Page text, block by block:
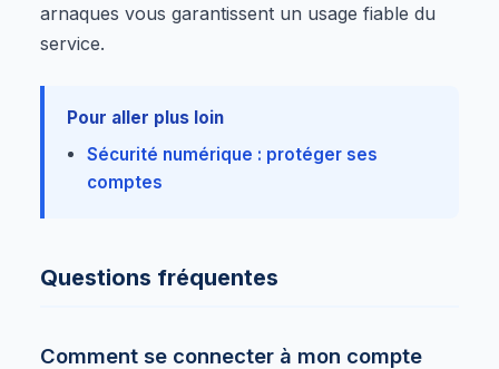
arnaques vous garantissent un usage fiable du
service.
Pour aller plus loin
Sécurité numérique : protéger ses
comptes
Questions fréquentes
Comment se connecter à mon compte